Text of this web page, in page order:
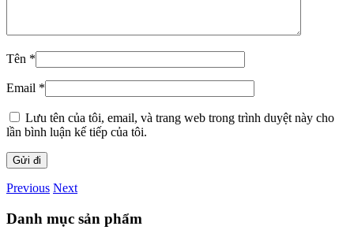
Tên *
Email *
Lưu tên của tôi, email, và trang web trong trình duyệt này cho
lần bình luận kế tiếp của tôi.
Previous Next
Danh mục sản phẩm